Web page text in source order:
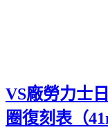
VS廠勞力士
圈復刻表（